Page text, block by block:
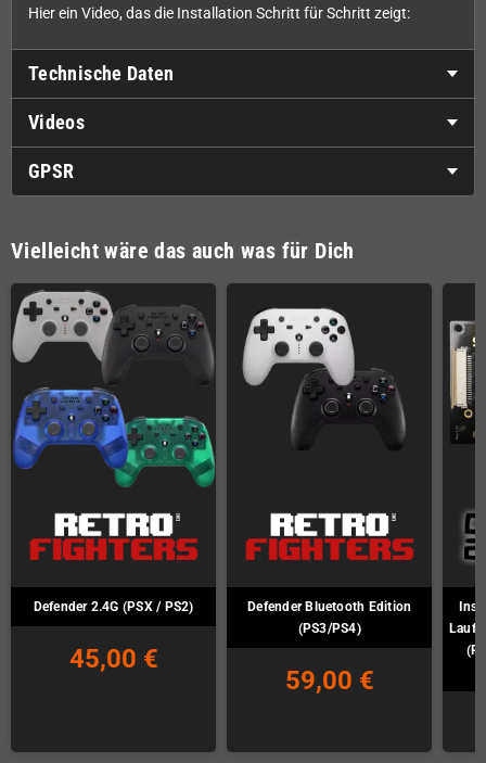
Hier ein Video, das die Installation Schritt für Schritt zeigt:
Technische Daten
Videos
GPSR
Vielleicht wäre das auch was für Dich
Defender 2.4G (PSX / PS2)
45,00 €
Defender Bluetooth Edition
(PS3/PS4)
59,00 €